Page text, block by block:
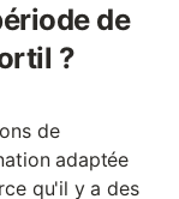
de
?
de
adaptée
qu'il y a des